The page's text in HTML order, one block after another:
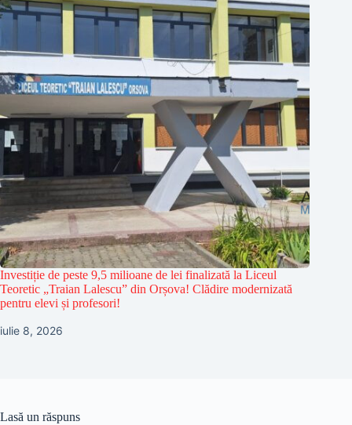
Investiție de peste 9,5 milioane de lei finalizată la Liceul
Teoretic „Traian Lalescu” din Orșova! Clădire modernizată
pentru elevi și profesori!
iulie 8, 2026
Lasă un răspuns